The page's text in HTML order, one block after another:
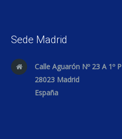
Sede Madrid
Calle Aguarón Nº 23 A 1º P
28023 Madrid
España